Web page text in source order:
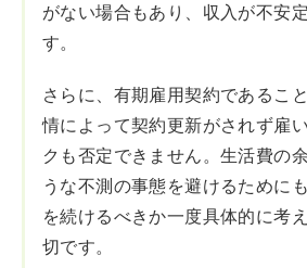
がない場合もあり、収入が不安
す。
さらに、有期雇用契約であるこ
情によって契約更新がされず雇
クも否定できません。生活費の
うな不測の事態を避けるために
を続けるべきか一度具体的に考
切です。